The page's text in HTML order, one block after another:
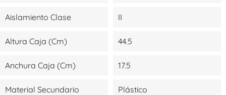
Aislamiento Clase II
Altura Caja (cm) 44.5
Anchura Caja (cm) 17.5
Material Secundario Plástico